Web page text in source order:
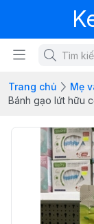
Trang chủ
Mẹ
Bánh gạo lứt hữu